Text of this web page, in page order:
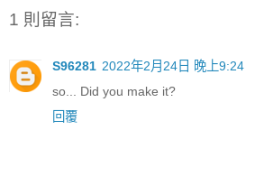
1 則留言:
S96281 2022年2月24日 晚上9:24
so... Did you make it?
回覆